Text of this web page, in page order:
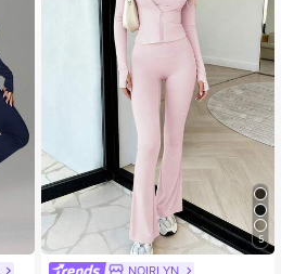
5
NOIRLYN